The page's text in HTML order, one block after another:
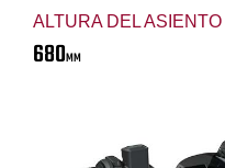
ALTURA DEL ASIENTO
680MM